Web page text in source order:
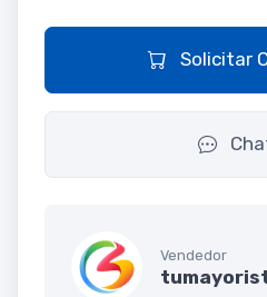
Solicitar
Vendedor